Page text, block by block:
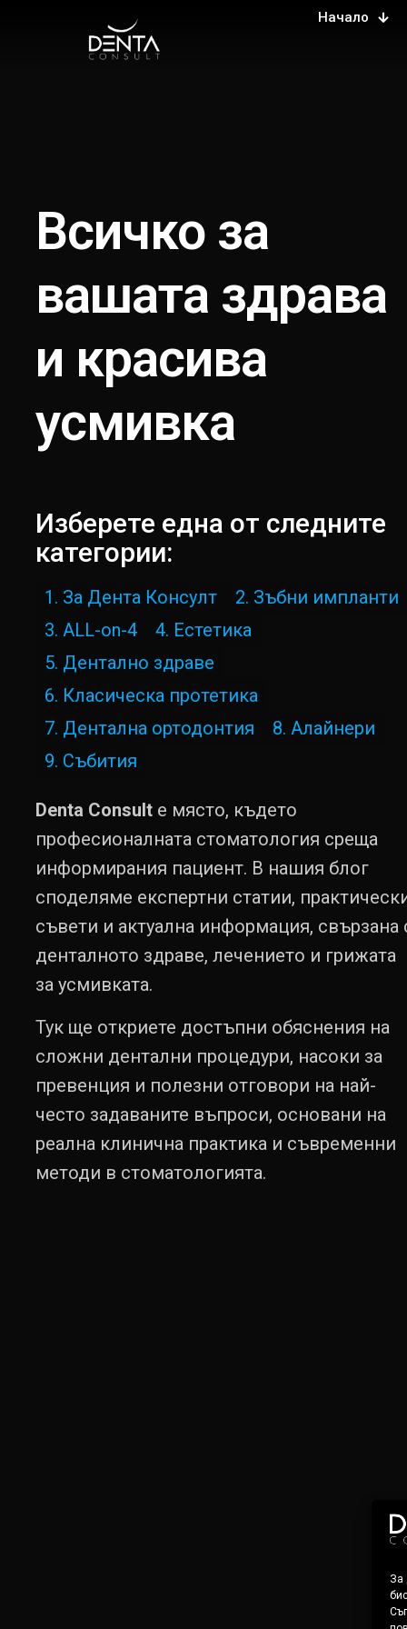
За
Начало
Всичко за
вашата здрава
и красива
усмивка
Изберете една от следните
категории:
1. За Дента Консулт
2. Зъбни импланти
3. ALL-on-4
4. Естетика
5. Дентално здраве
6. Класическа протетика
7. Дентална ортодонтия
8. Алайнери
9. Събития
Denta Consultе място, където
професионалната стоматология среща
информирания пациент. В нашия блог
споделяме експертни статии,
съвети и актуална информация, свързана
денталното здраве, лечението и грижата
за усмивката.
Тук ще откриете достъпни обяснения на
сложни дентални процедури, насоки за
превенция и полезни отговори на най-
често задаваните въпроси, основани на
реална клинична практика и съвременни
методи в стоматологията.